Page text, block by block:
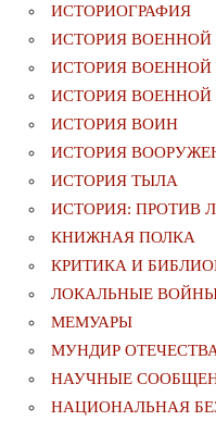
ИСТОРИОГРАФИЯ
ИСТОРИЯ
ИСТОРИЯ
ИСТОРИЯ ВОЕННОЙ
ИСТОРИЯ ВОИН
ИСТОРИЯ
ИСТОРИЯ ТЫЛА
ИСТОРИЯ: ПРОТИВ
КНИЖНАЯ ПОЛКА
КРИТИКА И
ЛОКАЛЬНЫЕ
МЕМУАРЫ
МУНДИР
НАУЧНЫЕ
НАЦИОНАЛЬНАЯ